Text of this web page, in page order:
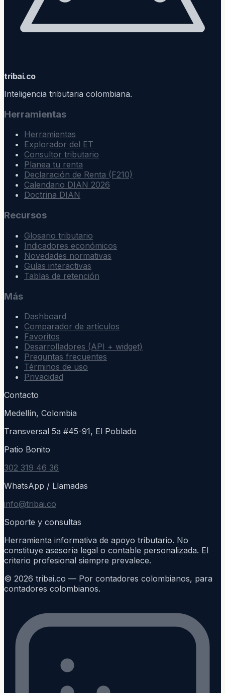
tribai.co
Inteligencia tributaria colombiana.
Herramientas
Herramientas
Explorador del ET
Consultor tributario
Planea tu renta
Declaración de Renta (F210)
Calendario DIAN 2026
Doctrina DIAN
Recursos
Glosario tributario
Indicadores económicos
Novedades normativas
Guías interactivas
Tablas de retención
Más
Dashboard
Comparador de artículos
Favoritos
Desarrolladores (API + widget)
Preguntas frecuentes
Términos de uso
Privacidad
Contacto
Medellín, Colombia
Transversal 5a #45-91, El Poblado
Patio Bonito
302 319 46 36
WhatsApp / Llamadas
info@tribai.co
Soporte y consultas
Herramienta informativa de apoyo tributario. No
constituye asesoría legal o contable personalizada. El
criterio profesional siempre prevalece.
© 2026 tribai.co — Por contadores colombianos, para
contadores colombianos.